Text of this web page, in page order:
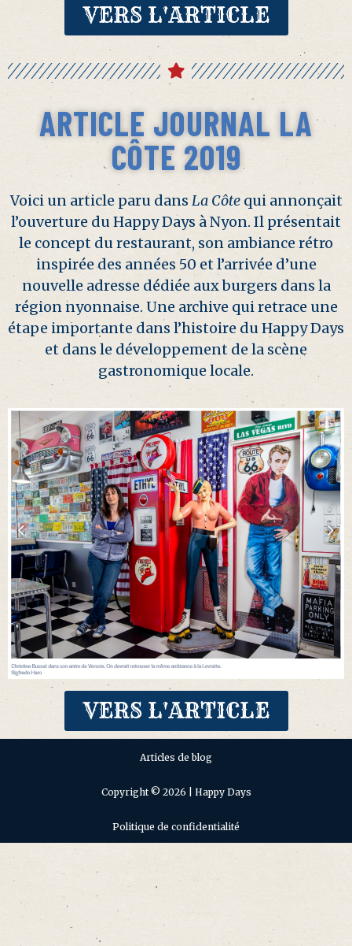
VERS L'ARTICLE
ARTICLE JOURNAL LA
CÔTE 2019
Voici un article paru dans La Côtequi annonçait
l’ouverture du Happy Days à Nyon. Il présentait
le concept du restaurant, son ambiance rétro
inspirée des années 50 et l’arrivée d’une
nouvelle adresse dédiée aux burgers dans la
région nyonnaise. Une archive qui retrace une
étape importante dans l’histoire du Happy Days
et dans le développement de la scène
gastronomique locale.
VERS L'ARTICLE
Articles de blog
Copyright © 2026 | Happy Days
Politique de confidentialité